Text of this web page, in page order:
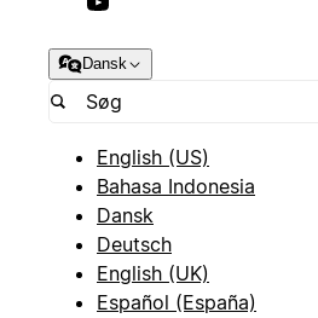
Dansk
English (US)
Bahasa Indonesia
Dansk
Deutsch
English (UK)
Español (España)